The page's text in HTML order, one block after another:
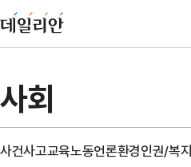
사회
사건사고교육노동언론환경인권/복지